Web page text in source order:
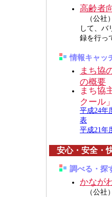
高齢者
（公社
して、バ
録を行っ
情報キャッ
まち協
の概要
まち協
クール」
平成24年
表
平成21年
安心・安全・
調べる・探
かなが
（公社